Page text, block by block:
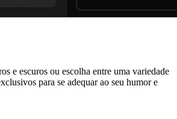
e escuros ou escolha entre uma variedade
para se adequar ao seu humor e